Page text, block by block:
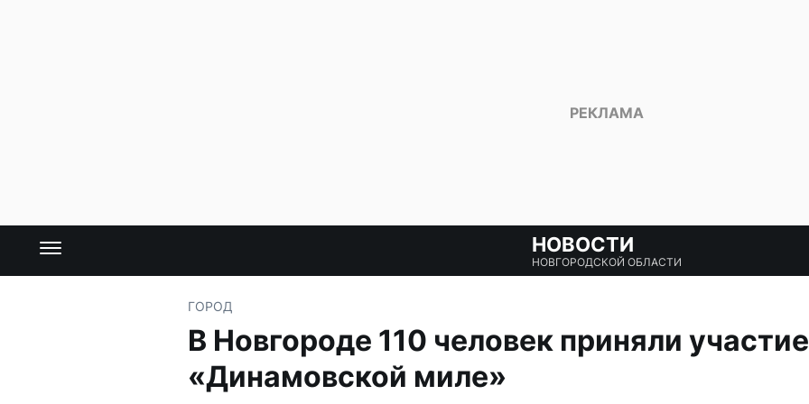
НОВОСТИ
НОВГОРОДСКОЙ ОБЛАСТИ
ГОРОД
В Новгороде 110 человек приняли
«Динамовской миле»